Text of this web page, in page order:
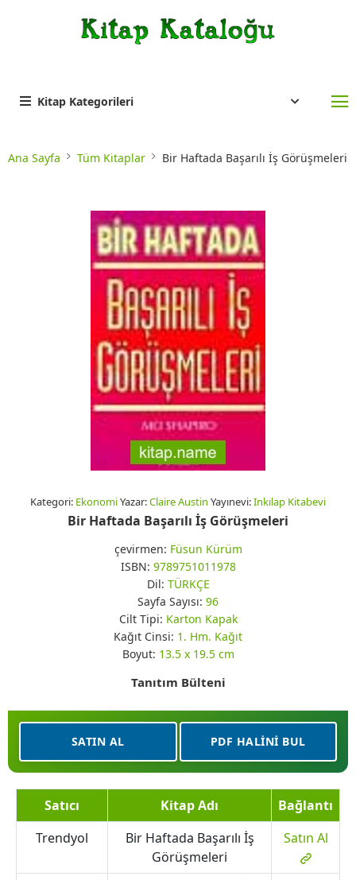
Kitap Kategorileri
Ana Sayfa Tüm Kitaplar Bir Haftada Başarılı İş Görüşmeleri
Kategori: EkonomiYazar:Claire Austin Yayınevi:Inkılap Kitabevi
Bir Haftada Başarılı İş Görüşmeleri
çevirmen: Füsun Kürüm
ISBN: 9789751011978
Dil: TÜRKÇE
Sayfa Sayısı: 96
Cilt Tipi: Karton Kapak
Kağıt Cinsi: 1. Hm. Kağıt
Boyut: 13.5 x 19.5 cm
Tanıtım Bülteni
SATIN AL PDF HALINI BUL
Satıcı Kitap Adı
Bağlantı
Trendyol
Bir Haftada Başarılı İş
Görüşmeleri
Satın Al